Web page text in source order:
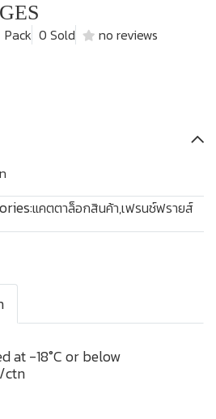
Pack 0 Sold no reviews
แคตตาล็อกสินค้า,เฟรนช์ฟรายส์
at -18°C or below
ctn